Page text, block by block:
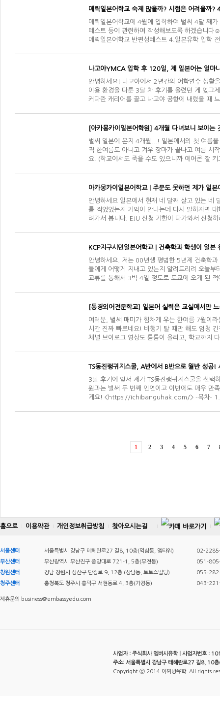
메릭일본어학교 숙제 많을까? 시험은 어려울까
메릭일본어학교에 4월에 입학하여 벌써 4달 째
테스트 등에 관련하여 작성해보도록 하겠습니
메릭일본어학교 반편성테스트 4.일본유학 입학
나고야YMCA 입학 후 120일, 제 일본어는 얼마
안녕하세요! 나고야에서 2년간의 어학연수 생활
이용 환경을 다룬 3달 차 후기를 올렸던 게 엊그
커다란 캐리어를 끌고 나고야 공항에 내렸을 때
[아카몽카이일본어학원] 4개월 다녀보니 보이
벌써 일본에 온지 4개월...! 일본에서의 첫 여름
직 한여름도 아니고 겨우 장마가 끝나고 여름 시
요. (학교에서도 죽을 수도 있으니까 에어콘 잘
아카몽카이일본어학교 | 주문도 못하던 제가 일
안녕하세요 일본에서 현재 네 달째 살고 있는 네
를 적었었는지 기억이 안나는데 다시 말하자면
려가서 봅니다. EJU 신청 기한이 다가와서 신청
KCP지구시민일본어학교 | 건축학과 학생이 일
안녕하세요. 저는 00년생 평범한 5년제 건축학
들에게 어떻게 지내고 있는지 알려드리려 오늘
교류를 통해서 3박 4일 정도로 도쿄에 오게 된
[동경외어전문학교] 일본어 실력은 교실에서만
여러분, 벌써 매미가 힘차게 우는 한여름 7월이
시간 진짜 빠르네요! 비행기 탈 때만 해도 엄청
채널 브이로그 영상도 틈틈이 올리고, 학교까지
TS동진랭귀지스쿨, A반에서 B반으로 월반 성공
3달 후기에 앞서 제가 TS동진랭귀지스쿨을 선택
원과는 벌써 두 번째 인연이고 이번에도 매우 만
게요! <https://ichibanguhak.com/> -목차-
1 2 3 4 5 6 7
홈으로 이용약관 개인정보취급방침 찾아오시는길
서울센터 서울특별시 강남구 테헤란로27 길8, 10층(역삼동, 엠타워)
02-
부산센터
부산광역시 부산진구 중앙대로 721-1, 5층(부전동)
051-
창원센터
경남 창원시 성산구 단정로 9, 12층 (상남동, 토토스빌딩)
055-
청주센터
충청북도 청주시 흥덕구 서현동로 4, 3층(가경동) 043-
제휴문의 business@embassyedu.com
사업자 : 주식회사 엠버시유학 | 사업자번호 :
주소: 서울특별시 강남구 테헤란로27 길8, 10층
Copyright ⓒ 2014 이찌방유학. All rights